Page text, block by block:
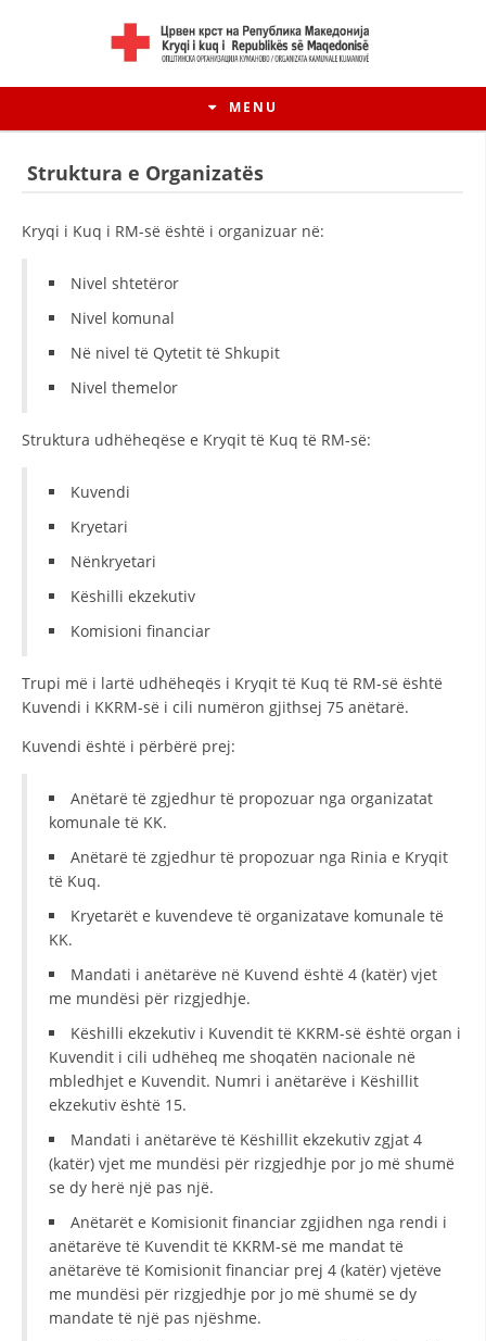
MENU
HISTORIA E KRYQIT TË KUQ
STATUTI I KRYQIT TË KUQ
KUVENDI
DISEMINIMI
PROMOVIMI I VLERAVE HUMANE
SOCIALO-HUMANITARE
PËRGATITSHMËRI DHE VEPRIM GJATË KATASTROFAVE
EKIPE PËRGJIGJE DISASTER
STACIONIN E UJIT SHPËTIMIT – VODNO
Struktura e Organizatës
Kryqi i Kuq i RM-së është i organizuar në:
Nivel shtetëror
Nivel komunal
Në nivel të Qytetit të Shkupit
Nivel themelor
Struktura udhëheqëse e Kryqit të Kuq të RM-së:
Kuvendi
Kryetari
Nënkryetari
Këshilli ekzekutiv
Komisioni financiar
Trupi më i lartë udhëheqës i Kryqit të Kuq të RM-së është
Kuvendi i KKRM-së i cili numëron gjithsej 75 anëtarë.
Kuvendi është i përbërë prej:
Anëtarë të zgjedhur të propozuar nga organizatat
komunale të KK.
Anëtarë të zgjedhur të propozuar nga Rinia e Kryqit
të Kuq.
Kryetarët e kuvendeve të organizatave komunale të
KK.
Mandati i anëtarëve në Kuvend është 4 (katër) vjet
me mundësi për rizgjedhje.
Këshilli ekzekutiv i Kuvendit të KKRM-së është organ i
Kuvendit i cili udhëheq me shoqatën nacionale në
mbledhjet e Kuvendit. Numri i anëtarëve i Këshillit
ekzekutiv është 15.
Mandati i anëtarëve të Këshillit ekzekutiv zgjat 4
(katër) vjet me mundësi për rizgjedhje por jo më shumë
se dy herë një pas një.
Anëtarët e Komisionit financiar zgjidhen nga rendi i
anëtarëve të Kuvendit të KKRM-së me mandat të
anëtarëve të Komisionit financiar prej 4 (katër) vjetëve
me mundësi për rizgjedhje por jo më shumë se dy
mandate të një pas njëshme.